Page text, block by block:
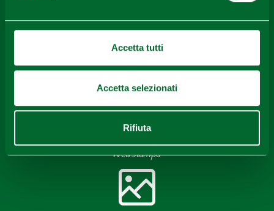
Accetta tutti
Accetta selezionati
Rifiuta
Download
Area Stampa